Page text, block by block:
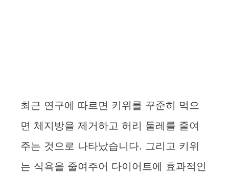
최근 연구에 따르면 키위를 꾸준히 먹으
면 체지방을 제거하고 허리 둘레를 줄여
주는 것으로 나타났습니다. 그리고 키위
는 식욕을 줄여주어 다이어트에 효과적인